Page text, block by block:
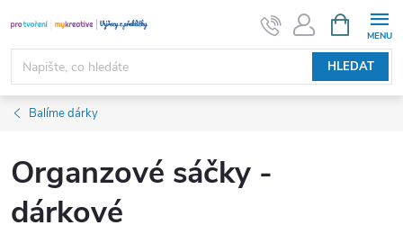
na
obsah
HLEDAT
NÁKUPNÍ
KOŠÍK
Balíme dárky
Organzové sáčky -
dárkové